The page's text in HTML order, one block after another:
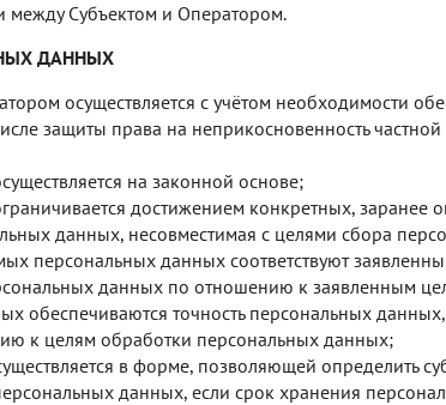
Субъектом и Оператором.
ДАННЫХ
осуществляется с учётом необходимости
защиты права на неприкосновенность
на законной основе;
достижением конкретных, заранее
данных, несовместимая с целями сбора
персональных данных соответствуют
данных по отношению к заявленным
обеспечиваются точность персональных
к целям обработки персональных данных;
в форме, позволяющей определить
данных, если срок хранения